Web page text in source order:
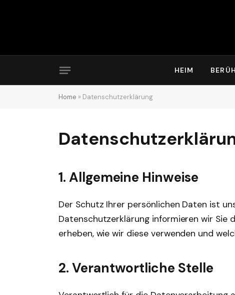
HEIM
Home » Datenschutzerklärung
1. Allgemeine Hinweise
Der Schutz Ihrer persönlichen Daten ist
Datenschutzerklärung informieren wir Sie
erheben, wie wir diese verwenden und
2. Verantwortliche Stelle